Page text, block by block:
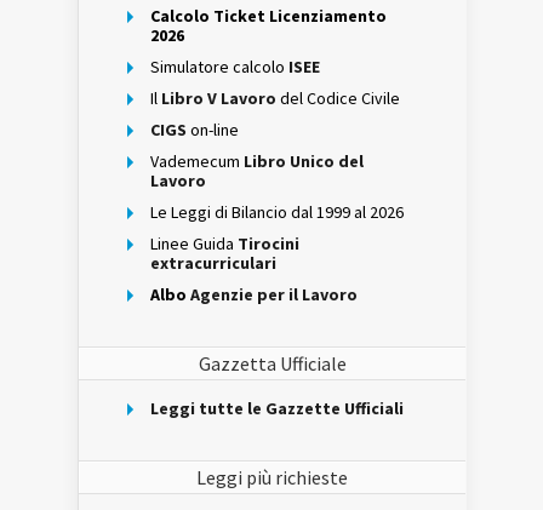
Calcolo Ticket Licenziamento
2026
Simulatore calcolo ISEE
Il Libro V Lavoro del Codice Civile
CIGS on-line
Vademecum Libro Unico del
Lavoro
Le Leggi di Bilancio dal 1999 al 2026
Linee Guida Tirocini
extracurriculari
Albo Agenzie per il Lavoro
Gazzetta Ufficiale
Leggi tutte le Gazzette Ufficiali
Leggi più richieste